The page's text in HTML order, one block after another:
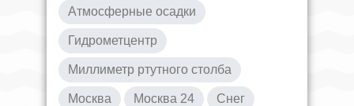
Атмосферные осадки
Гидрометцентр
Миллиметр ртутного столба
Москва Москва 24 Снег